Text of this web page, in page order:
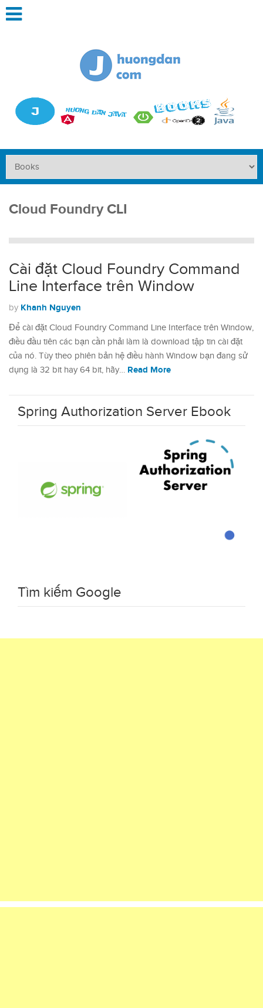
Cloud Foundry CLI
Cài đặt Cloud Foundry Command
Line Interface trên Window
by Khanh Nguyen
Để cài đặt Cloud Foundry Command Line Interface trên Window,
điều đầu tiên các bạn cần phải làm là download tập tin cài đặt
của nó. Tùy theo phiên bản hệ điều hành Window bạn đang sử
dụng là 32 bit hay 64 bit, hãy… Read More
Spring Authorization Server Ebook
Tìm kiếm Google